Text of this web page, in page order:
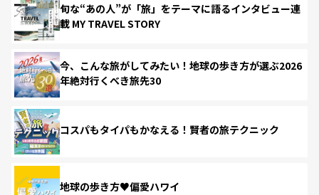
旬な“あの人”が「旅」をテーマに語るインタビュー連
載 MY TRAVEL STORY
今、こんな旅がしてみたい！地球の歩き方が選ぶ2026
年絶対行くべき旅先30
コスパもタイパもかなえる！賢者の旅テクニック
地球の歩き方♥偏愛ハワイ